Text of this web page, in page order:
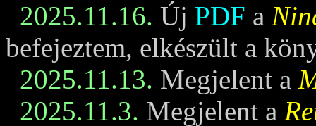
2025.11.16. Új PDF a
befejeztem, elkészült a
2025.11.13. Megjelent a
2025.11.3. Megjelent a